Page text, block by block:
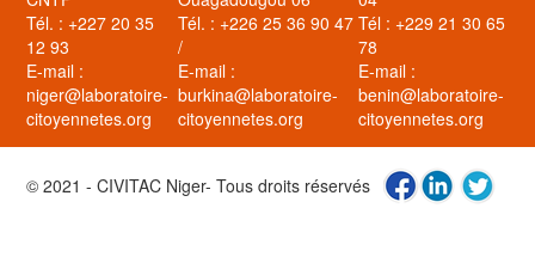
Tél. : +227 20 35
12 93
E-mail :
niger@laboratoire-
citoyennetes.org
Tél. : +226 25 36 90 47
/
E-mail :
burkina@laboratoire-
citoyennetes.org
Tél : +229 21 30 65
78
E-mail :
benin@laboratoire-
citoyennetes.org
© 2021 - CIVITAC Niger- Tous droits réservés